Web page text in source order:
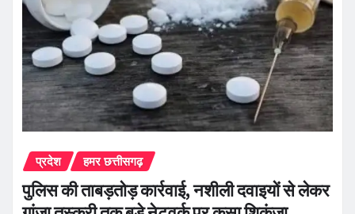
प्रदेश हमर छत्तीसगढ़
पुलिस की ताबड़तोड़ कार्रवाई, नशीली दवाइयों से लेकर